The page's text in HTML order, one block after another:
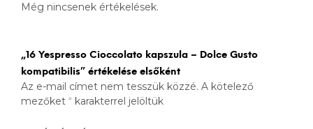
Még nincsenek értékelések.
„16 Yespresso Cioccolato kapszula – Dolce Gusto
kompatibilis” értékelése elsőként
Az e-mail címet nem tesszük közzé. A kötelező
mezőket * karakterrel jelöltük